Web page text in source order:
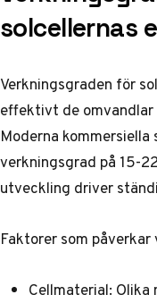
solcellernas
Verkningsgraden för
effektivt de
Moderna
verkningsgrad på 15-
utveckling driver
Faktorer som
Cellmaterial: